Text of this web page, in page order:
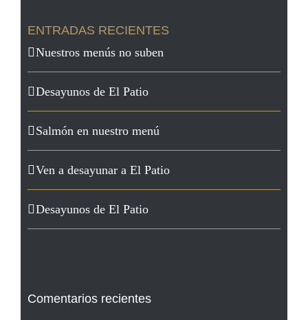
ENTRADAS RECIENTES
Nuestros menús no suben
Desayunos de El Patio
Salmón en nuestro menú
Ven a desayunar a El Patio
Desayunos de El Patio
Comentarios recientes